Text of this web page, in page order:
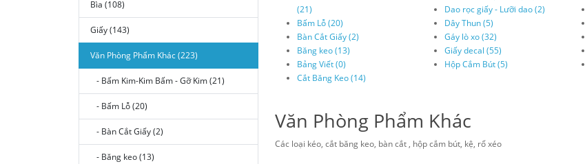
Bìa (108)
Giấy (143)
Văn Phòng Phẩm Khác (223)
- Bấm Kim-Kim Bấm - Gỡ Kim (21)
- Bấm Lỗ (20)
- Bàn Cắt Giấy (2)
- Băng keo (13)
(21)
Bấm Lỗ (20)
Bàn Cắt Giấy (2)
Băng keo (13)
Bảng Viết (0)
Cắt Băng Keo (14)
Dao rọc giấy - Lưỡi dao (2)
Dây Thun (5)
Gáy lò xo (32)
Giấy decal (55)
Hộp Cắm Bút (5)
Văn Phòng Phẩm Khác
Các loại kéo, cắt băng keo, bàn cắt , hộp cắm bút, kệ, rổ xéo